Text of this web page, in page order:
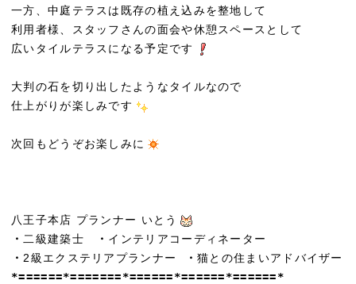
一方、中庭テラスは既存の植え込みを整地して
利用者様、スタッフさんの面会や休憩スペースとして
広いタイルテラスになる予定です
大判の石を切り出したようなタイルなので
仕上がりが楽しみです
次回もどうぞお楽しみに
八王子本店 プランナー いとう
・ 二級建築士 ・ インテリアコーディネーター
・ 2級エクステリアプランナー ・猫との住まいアドバイザー
*======*=======*======*======*======*